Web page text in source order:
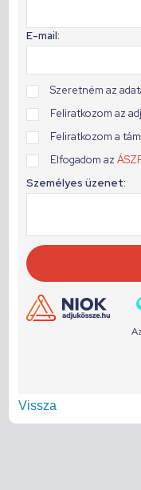
Vissza